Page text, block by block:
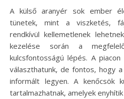
A külső aranyér sok ember életét megnehezíti, és a
tünetek, mint a viszketés,
rendkívül kellemetlenek
kezelése során a
kulcsfontosságú lépés. A
választhatunk, de fontos, hogy
informált legyen. A kenőcsök
tartalmazhatnak, amelyek